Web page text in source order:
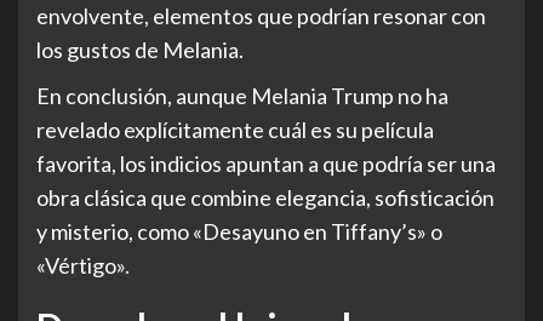
envolvente, elementos que podrían resonar con
los gustos de Melania.
En conclusión, aunque Melania Trump no ha
revelado explícitamente cuál es su película
favorita, los indicios apuntan a que podría ser una
obra clásica que combine elegancia, sofisticación
y misterio, como «Desayuno en Tiffany’s» o
«Vértigo».